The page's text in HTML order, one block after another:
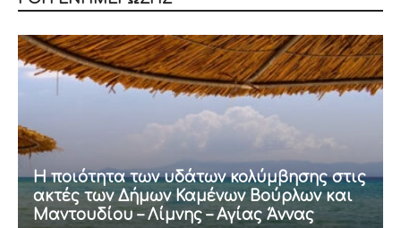
Η ποιότητα των υδάτων κολύμβησης στις
ακτές των Δήμων Καμένων Βούρλων και
Μαντουδίου – Λίμνης – Αγίας Άννας